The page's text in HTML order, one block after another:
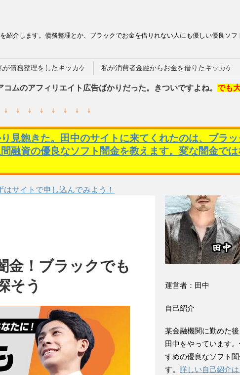
紹介します。債務整理とか、ブラックでお金を借りれない人にも優しい優良ソ
が債務整理をしたキッカケ 私が消費者金融からお金を借りたキッカケ
ムのアフィリエイト広告ばかりだった。きついですよね。 でも
↓ ↓ ↓ ↓ ↓ ↓ ↓ ↓
飽きた。田中のサイトに来てくれたのは、ブラ
融資の優良なソフト闇金を教えます。変な闇金で
はサイトで申し込んでみよう！
金！ブラックでも
そう
運営者：田中
自己紹介
某金融機関に勤めた
田中をやっています
すめの優良なソフト
す。 詳しい自己紹介